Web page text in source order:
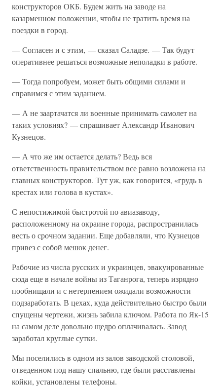
конструкторов ОКБ. Будем жить на заводе на
казарменном положении, чтобы не тратить время на
поездки в город.
— Согласен и с этим, — сказал Саладзе. — Так будут
оперативнее решаться возможные неполадки в работе.
— Тогда попробуем, может быть общими силами и
справимся с этим заданием.
— А не заартачатся ли военные принимать самолет на
таких условиях? — спрашивает Александр Иванович
Кузнецов.
— А что же им остается делать? Ведь вся
ответственность правительством все равно возложена на
главных конструкторов. Тут уж, как говорится, «грудь в
крестах или голова в кустах».
С непостижимой быстротой по авиазаводу,
расположенному на окраине города, распространилась
весть о срочном задании. Еще добавляли, что Кузнецов
привез с собой мешок денег.
Рабочие из числа русских и украинцев, эвакуированные
сюда еще в начале войны из Таганрога, теперь изрядно
пообнищали и с нетерпением ожидали возможности
подзаработать. В цехах, куда действительно быстро были
спущены чертежи, жизнь забила ключом. Работа по Як-15
на самом деле довольно щедро оплачивалась. Завод
заработал круглые сутки.
Мы поселились в одном из залов заводской столовой,
отведенном под нашу спальню, где были расставлены
койки, установлены телефоны.